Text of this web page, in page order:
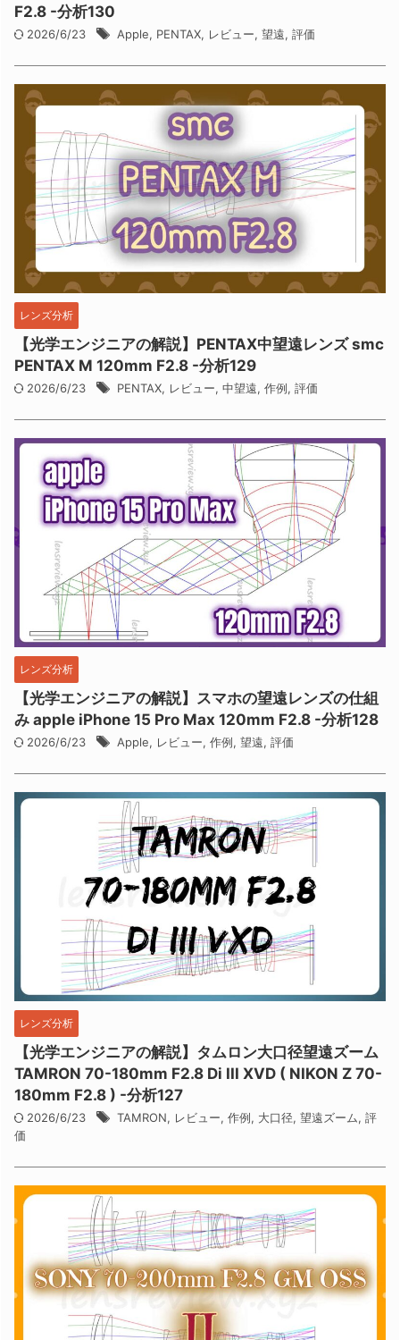
F2.8 -分析130
2026/6/23 Apple, PENTAX, レビュー, 望遠, 評価
レンズ分析
【光学エンジニアの解説】PENTAX中望遠レンズ smc
PENTAX M 120mm F2.8 -分析129
2026/6/23 PENTAX, レビュー, 中望遠, 作例, 評価
レンズ分析
【光学エンジニアの解説】スマホの望遠レンズの仕組
み apple iPhone 15 Pro Max 120mm F2.8 -分析128
2026/6/23 Apple, レビュー, 作例, 望遠, 評価
レンズ分析
【光学エンジニアの解説】タムロン大口径望遠ズーム
TAMRON 70-180mm F2.8 Di III XVD ( NIKON Z 70-
180mm F2.8 ) -分析127
2026/6/23 TAMRON, レビュー, 作例, 大口径, 望遠ズーム, 評
価